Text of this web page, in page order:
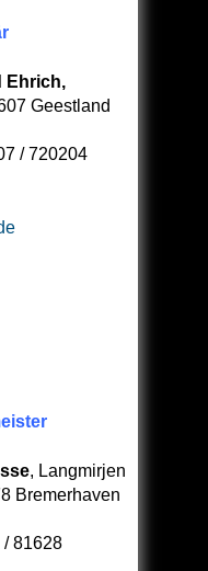
Geestland
, Langmirjen
Bremerhaven
/ 81628